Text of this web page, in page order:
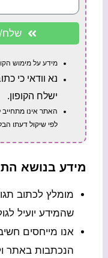
שלח/
מידע על מימוש
נא וודאי כי
ישלח הקופון.
האתר אינו מתחייב
לפי שיקול דעתו
מידע בנושא
מומלץ לכתוב
שהמידע יועיל
אנו מייחסים
הנכתבות באתר